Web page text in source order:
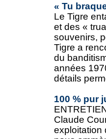
« Tu
Le Tigre
et des «
souvenirs,
Tigre a
du
années
détails
100 % pur
Claude
exploitation